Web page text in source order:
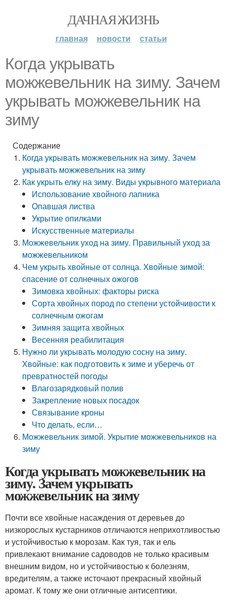
ДАЧНАЯ ЖИЗНЬ
главная новости статьи
Когда укрывать
можжевельник на зиму. Зачем
укрывать можжевельник на
зиму
Содержание
Когда укрывать можжевельник на зиму. Зачем
укрывать можжевельник на зиму
Как укрыть елку на зиму. Виды укрывного материала
Использование хвойного лапника
Опавшая листва
Укрытие опилками
Искусственные материалы
Можжевельник уход на зиму. Правильный уход за
можжевельником
Чем укрыть хвойные от солнца. Хвойные зимой:
спасение от солнечных ожогов
Зимовка хвойных: факторы риска
Сорта хвойных пород по степени устойчивости к
солнечным ожогам
Зимняя защита хвойных
Весенняя реабилитация
Нужно ли укрывать молодую сосну на зиму.
Хвойные: как подготовить к зиме и уберечь от
превратностей погоды
Влагозарядковый полив
Закрепление новых посадок
Связывание кроны
Что делать, если…
Можжевельник зимой. Укрытие можжевельников на
зиму
Когда укрывать можжевельник на
зиму. Зачем укрывать
можжевельник на зиму
Почти все хвойные насаждения от деревьев до
низкорослых кустарников отличаются неприхотливостью
и устойчивостью к морозам. Как туя, так и ель
привлекают внимание садоводов не только красивым
внешним видом, но и устойчивостью к болезням,
вредителям, а также источают прекрасный хвойный
аромат. К тому же они отличные антисептики.